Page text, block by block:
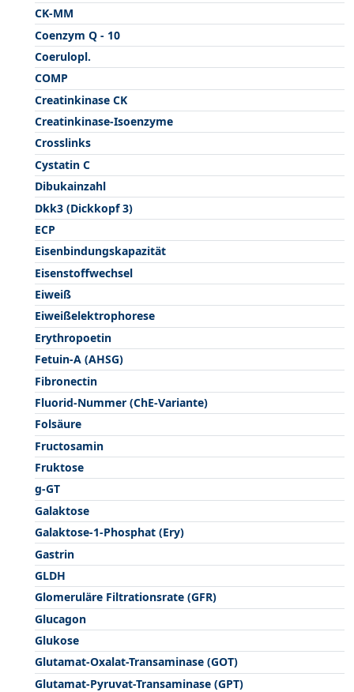
CK-MM
Coenzym Q - 10
Coerulopl.
COMP
Creatinkinase CK
Creatinkinase-Isoenzyme
Crosslinks
Cystatin C
Dibukainzahl
Dkk3 (Dickkopf 3)
ECP
Eisenbindungskapazität
Eisenstoffwechsel
Eiweiß
Eiweißelektrophorese
Erythropoetin
Fetuin-A (AHSG)
Fibronectin
Fluorid-Nummer (ChE-Variante)
Folsäure
Fructosamin
Fruktose
g-GT
Galaktose
Galaktose-1-Phosphat (Ery)
Gastrin
GLDH
Glomeruläre Filtrationsrate (GFR)
Glucagon
Glukose
Glutamat-Oxalat-Transaminase (GOT)
Glutamat-Pyruvat-Transaminase (GPT)